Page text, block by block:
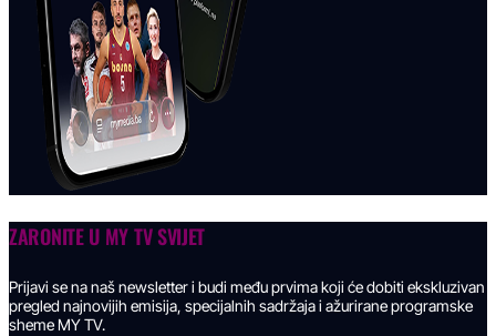
ZARONITE U MY TV SVIJET
Prijavi se na naš newsletter i budi među prvima koji će dobiti ekskluzivan
pregled najnovijih emisija, specijalnih sadržaja i ažurirane programske
sheme MY TV.